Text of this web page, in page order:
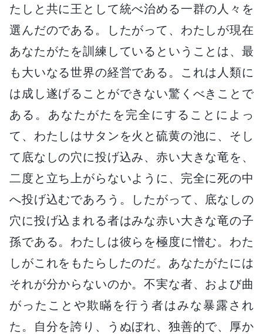
たしと共に王として統べ治める一群の人々を
選んだのである。したがって、わたしが現在
あなたがたを訓練しているということは、最
も大いなる世界の経営である。これは人類に
は成し遂げることができない驚くべきことで
ある。あなたがたを完全にすることによっ
て、わたしはサタンを火と硫黄の池に、そし
て底なしの穴に投げ込み、赤い大きな竜を、
二度と立ち上がらないように、完全に死の中
へ投げ込むであろう。したがって、底なしの
穴に投げ込まれる者はみな赤い大きな竜の子
孫である。わたしは彼らを極度に憎む。わた
しがこれをもたらしたのだ。あなたがたには
それが分からないのか。不実な者、および曲
がったことや欺瞞を行う者はみな暴露され
た。自分を誇り、うぬぼれ、独善的で、厚か